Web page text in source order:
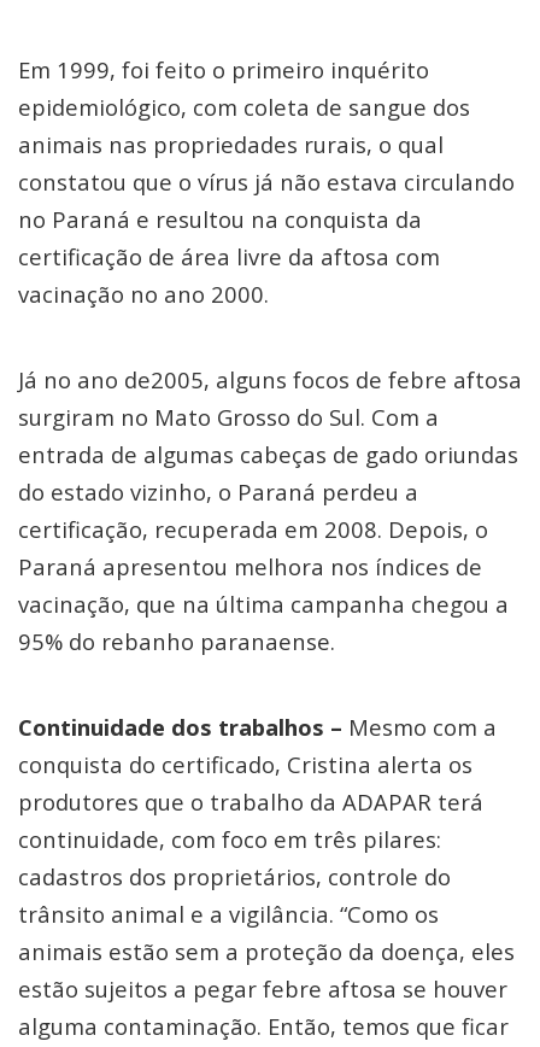
Em 1999, foi feito o primeiro inquérito
epidemiológico, com coleta de sangue dos
animais nas propriedades rurais, o qual
constatou que o vírus já não estava circulando
no Paraná e resultou na conquista da
certificação de área livre da aftosa com
vacinação no ano 2000.
Já no ano de2005, alguns focos de febre aftosa
surgiram no Mato Grosso do Sul. Com a
entrada de algumas cabeças de gado oriundas
do estado vizinho, o Paraná perdeu a
certificação, recuperada em 2008. Depois, o
Paraná apresentou melhora nos índices de
vacinação, que na última campanha chegou a
95% do rebanho paranaense.
Continuidade dos trabalhos – Mesmo com a
conquista do certificado, Cristina alerta os
produtores que o trabalho da ADAPAR terá
continuidade, com foco em três pilares:
cadastros dos proprietários, controle do
trânsito animal e a vigilância. “Como os
animais estão sem a proteção da doença, eles
estão sujeitos a pegar febre aftosa se houver
alguma contaminação. Então, temos que ficar